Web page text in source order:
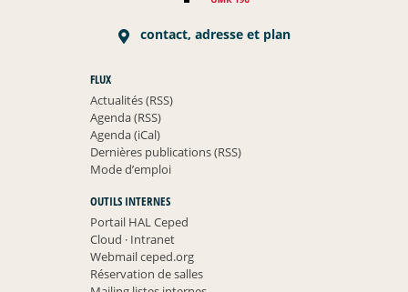
contact, adresse et plan
FLUX
Actualités (RSS)
Agenda (RSS)
Agenda (iCal)
Dernières publications (RSS)
Mode d’emploi
OUTILS INTERNES
Portail HAL Ceped
Cloud ·Intranet
Webmail ceped.org
Réservation de salles